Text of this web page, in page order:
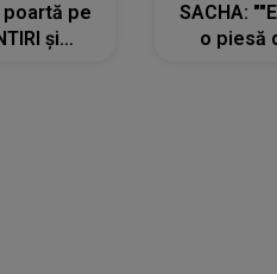
poartă pe
și
SACHA:
o piesă